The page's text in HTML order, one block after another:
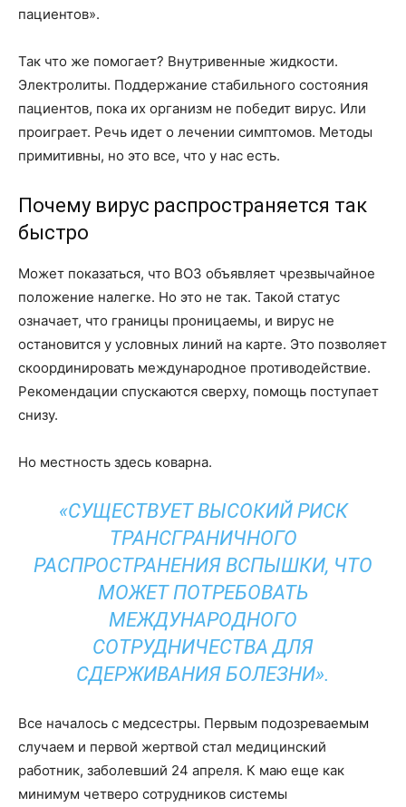
пациентов».
Так что же помогает? Внутривенные жидкости.
Электролиты. Поддержание стабильного состояния
пациентов, пока их организм не победит вирус. Или
проиграет. Речь идет о лечении симптомов. Методы
примитивны, но это все, что у нас есть.
Почему вирус распространяется так
быстро
Может показаться, что ВОЗ объявляет чрезвычайное
положение налегке. Но это не так. Такой статус
означает, что границы проницаемы, и вирус не
остановится у условных линий на карте. Это позволяет
скоординировать международное противодействие.
Рекомендации спускаются сверху, помощь поступает
снизу.
Но местность здесь коварна.
«СУЩЕСТВУЕТ ВЫСОКИЙ РИСК
ТРАНСГРАНИЧНОГО
РАСПРОСТРАНЕНИЯ ВСПЫШКИ, ЧТО
МОЖЕТ ПОТРЕБОВАТЬ
МЕЖДУНАРОДНОГО
СОТРУДНИЧЕСТВА ДЛЯ
СДЕРЖИВАНИЯ БОЛЕЗНИ».
Все началось с медсестры. Первым подозреваемым
случаем и первой жертвой стал медицинский
работник, заболевший 24 апреля. К маю еще как
минимум четверо сотрудников системы